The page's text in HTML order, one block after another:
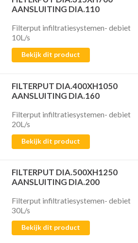
AANSLUITING DIA.110
Filterput infiltratiesystemen- debiet
10L/s
Bekijk dit product
FILTERPUT DIA.400XH1050
AANSLUITING DIA.160
Filterput infiltratiesystemen- debiet
20L/s
Bekijk dit product
FILTERPUT DIA.500XH1250
AANSLUITING DIA.200
Filterput infiltratiesystemen- debiet
30L/s
Bekijk dit product